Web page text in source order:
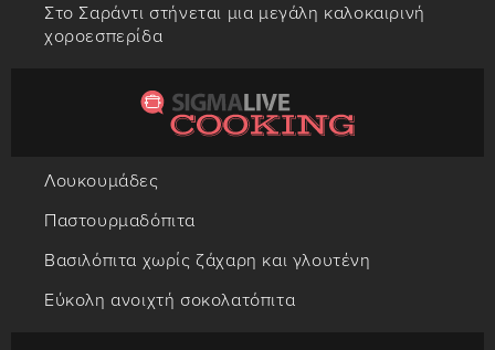
Στο Σαράντι στήνεται μια μεγάλη καλοκαιρινή
χοροεσπερίδα
Λουκουμάδες
Παστουρμαδόπιτα
Βασιλόπιτα χωρίς ζάχαρη και γλουτένη
Εύκολη ανοιχτή σοκολατόπιτα